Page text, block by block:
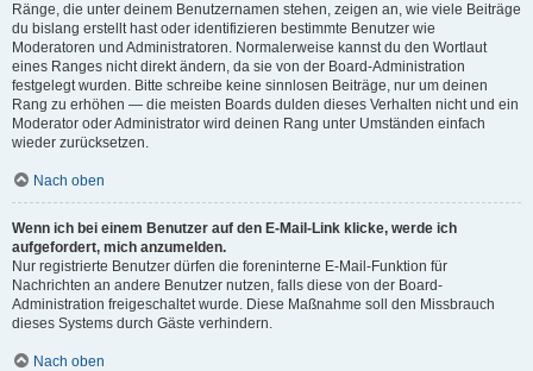
Ränge, die unter deinem Benutzernamen stehen, zeigen an, wie viele Beiträge
du bislang erstellt hast oder identifizieren bestimmte Benutzer wie
Moderatoren und Administratoren. Normalerweise kannst du den Wortlaut
eines Ranges nicht direkt ändern, da sie von der Board-Administration
festgelegt wurden. Bitte schreibe keine sinnlosen Beiträge, nur um deinen
Rang zu erhöhen — die meisten Boards dulden dieses Verhalten nicht und ein
Moderator oder Administrator wird deinen Rang unter Umständen einfach
wieder zurücksetzen.
Nach oben
Wenn ich bei einem Benutzer auf den E-Mail-Link klicke, werde ich
aufgefordert, mich anzumelden.
Nur registrierte Benutzer dürfen die foreninterne E-Mail-Funktion für
Nachrichten an andere Benutzer nutzen, falls diese von der Board-
Administration freigeschaltet wurde. Diese Maßnahme soll den Missbrauch
dieses Systems durch Gäste verhindern.
Nach oben